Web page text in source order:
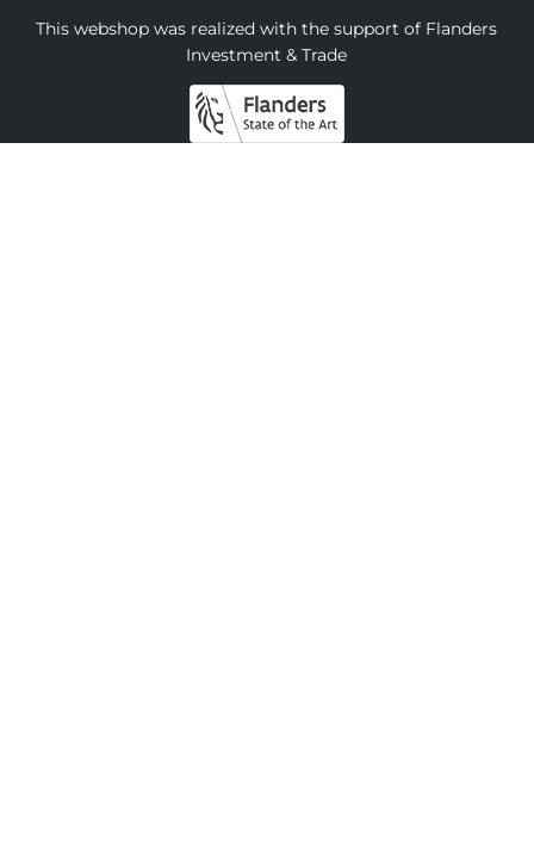
This webshop was realized with the support of Flanders
Investment & Trade